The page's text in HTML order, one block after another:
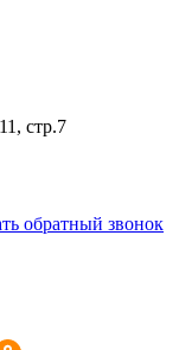
стр.7
обратный звонок